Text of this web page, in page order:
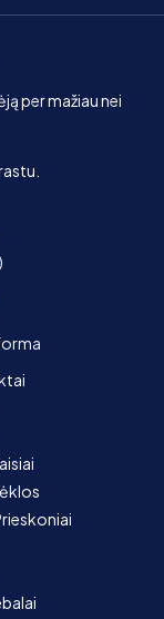
per mažiau nei